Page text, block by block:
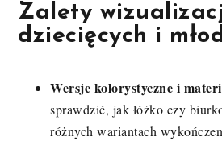
Zalety
dziecięcych i
Wersje kolorystyczne i
sprawdzić, jak łóżko czy
różnych wariantach